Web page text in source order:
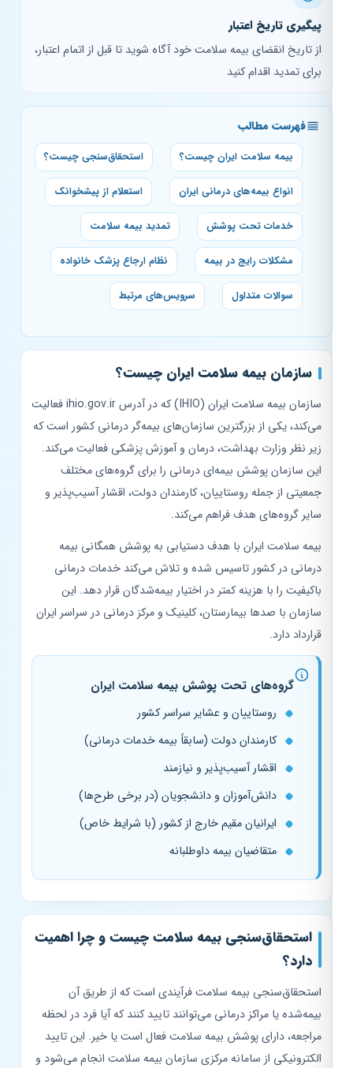
پیگیری تاریخ اعتبار
از تاریخ انقضای بیمه سلامت خود آگاه شوید تا قبل از اتمام اعتبار،
برای تمدید اقدام کنید
فهرست مطالب
بیمه سلامت ایران چیست؟ استحقاق‌سنجی چیست؟
انواع بیمه‌های درمانی ایران استعلام از پیشخوانک
خدمات تحت پوشش تمدید بیمه سلامت
مشکلات رایج در بیمه نظام ارجاع پزشک خانواده
سوالات متداول سرویس‌های مرتبط
سازمان بیمه سلامت ایران چیست؟
سازمان بیمه سلامت ایران (IHIO) که در آدرس ihio.gov.ir فعالیت
می‌کند، یکی از بزرگترین سازمان‌های بیمه‌گر درمانی کشور است که
زیر نظر وزارت بهداشت، درمان و آموزش پزشکی فعالیت می‌کند.
این سازمان پوشش بیمه‌ای درمانی را برای گروه‌های مختلف
جمعیتی از جمله روستاییان، کارمندان دولت، اقشار آسیب‌پذیر و
سایر گروه‌های هدف فراهم می‌کند.
بیمه سلامت ایران با هدف دستیابی به پوشش همگانی بیمه
درمانی در کشور تاسیس شده و تلاش می‌کند خدمات درمانی
باکیفیت را با هزینه کمتر در اختیار بیمه‌شدگان قرار دهد. این
سازمان با صدها بیمارستان، کلینیک و مرکز درمانی در سراسر ایران
قرارداد دارد.
گروه‌های تحت پوشش بیمه سلامت ایران
روستاییان و عشایر سراسر کشور
کارمندان دولت (سابقاً بیمه خدمات درمانی)
اقشار آسیب‌پذیر و نیازمند
دانش‌آموزان و دانشجویان (در برخی طرح‌ها)
ایرانیان مقیم خارج از کشور (با شرایط خاص)
متقاضیان بیمه داوطلبانه
استحقاق‌سنجی بیمه سلامت چیست و چرا اهمیت
دارد؟
استحقاق‌سنجی بیمه سلامت فرآیندی است که از طریق آن
بیمه‌شده یا مراکز درمانی می‌توانند تایید کنند که آیا فرد در لحظه
مراجعه، دارای پوشش بیمه سلامت فعال است یا خیر. این تایید
الکترونیکی از سامانه مرکزی سازمان بیمه سلامت انجام می‌شود و